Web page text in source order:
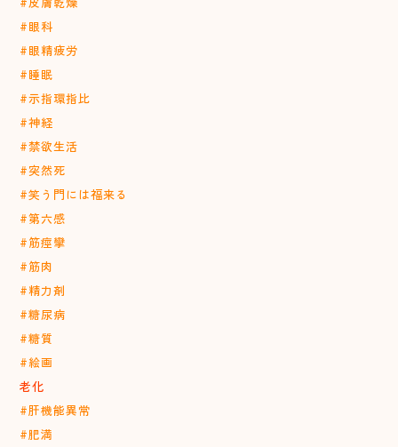
#眼科
#眼精疲労
#睡眠
#示指環指比
#神経
#禁欲生活
#突然死
#笑う門には福来る
#第六感
#筋痙攣
#筋肉
#精力剤
#糖尿病
#糖質
#絵画
老化
#肝機能異常
#肥満